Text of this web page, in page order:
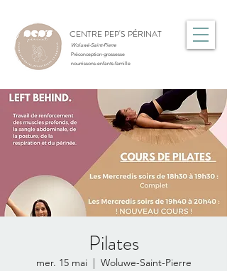
CENTRE PEP'S PÉRINAT
Woluwé-Saint-Pierre
Préconception-grossesse
nourrissons-enfants-famille
Pilates
mer. 15 mai
  |
Woluwe-Saint-Pierre